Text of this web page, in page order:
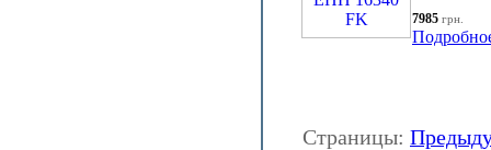
7985 грн.
Страницы: